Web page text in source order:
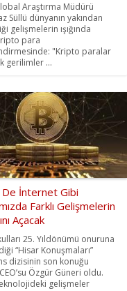
Araştırma Müdürü
Süllü dünyanın yakından
gelişmelerin ışığında
para
"Kripto paralar
gerilimler ...
De İnternet Gibi
Farklı Gelişmelerin
Açacak
25. Yıldönümü onuruna
“Hisar Konuşmaları”
dizisinin son konuğu
Özgür Güneri oldu.
gelişmeler